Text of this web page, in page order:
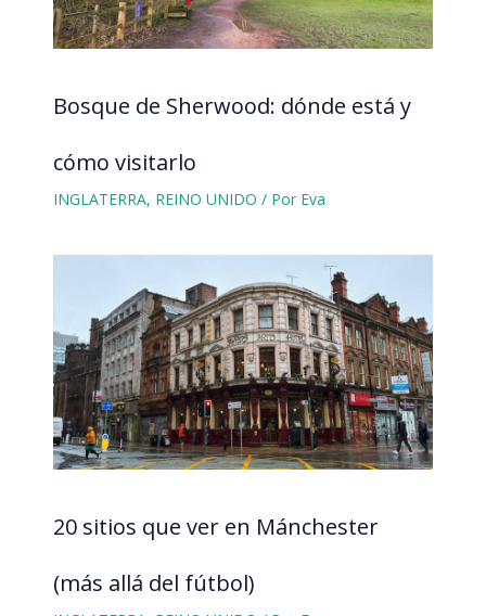
Bosque de Sherwood: dónde está y
cómo visitarlo
INGLATERRA, REINO UNIDO / Por Eva
20 sitios que ver en Mánchester
(más allá del fútbol)